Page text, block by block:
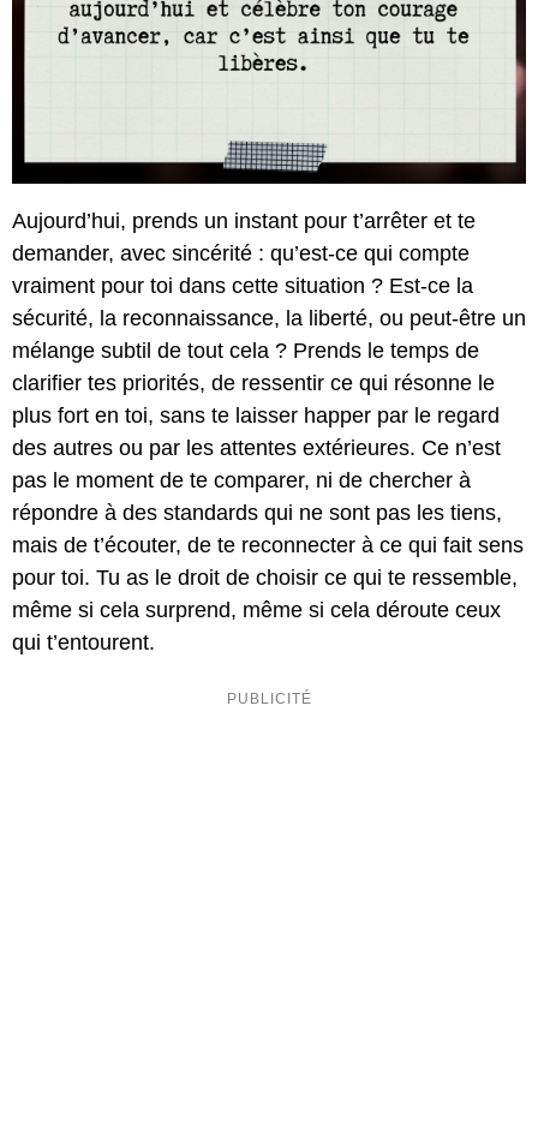
Aujourd’hui, prends un instant pour t’arrêter et te
demander, avec sincérité : qu’est-ce qui compte
vraiment pour toi dans cette situation ? Est-ce la
sécurité, la reconnaissance, la liberté, ou peut-être un
mélange subtil de tout cela ? Prends le temps de
clarifier tes priorités, de ressentir ce qui résonne le
plus fort en toi, sans te laisser happer par le regard
des autres ou par les attentes extérieures. Ce n’est
pas le moment de te comparer, ni de chercher à
répondre à des standards qui ne sont pas les tiens,
mais de t’écouter, de te reconnecter à ce qui fait sens
pour toi. Tu as le droit de choisir ce qui te ressemble,
même si cela surprend, même si cela déroute ceux
qui t’entourent.